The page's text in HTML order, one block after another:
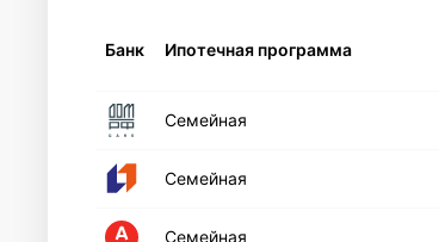
Банк Ипотечная программа
Семейная
Семейная
Семейная